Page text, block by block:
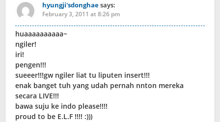
hyungji'sdonghaesays:
February 3, 2011 at 8:26 pm
huaaaaaaaaaa~
ngiler!
iri!
pengen!!!
sueeer!!!gw ngiler liat tu liputen insert!!!
enak banget tuh yang udah pernah nnton mereka
secara LIVE!!!
bawa suju ke indo please!!!!
proud to be E.L.F !!!! :)))